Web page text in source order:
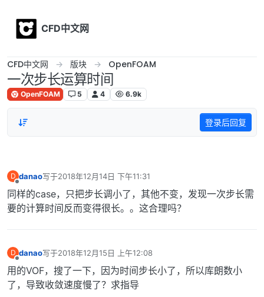
CFD中文网
CFD中文网 版块 OpenFOAM
一次步长运算时间
OpenFOAM 5 4 6.9k
登录后回复
D
离线
danao写于2018年12月14日 下午11:31
最后由 编辑
同样的case，只把步长调小了，其他不变，发现一次步长需
要的计算时间反而变得很长。。这合理吗？
D
离线
danao写于2018年12月15日 上午12:08
最后由 编辑
用的VOF，搜了一下，因为时间步长小了，所以库朗数小
了，导致收敛速度慢了？求指导